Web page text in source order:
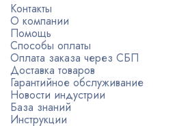
Контакты
О компании
Помощь
Способы оплаты
Оплата заказа через СБП
Доставка товаров
Гарантийное обслуживание
Новости индустрии
База знаний
Инструкции